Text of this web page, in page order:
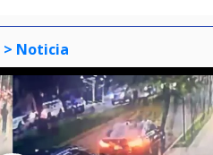
> Noticia